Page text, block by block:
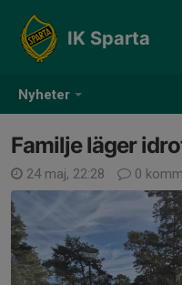
Nyheter
IK Sparta
Familje läger
24 maj, 22:28 0